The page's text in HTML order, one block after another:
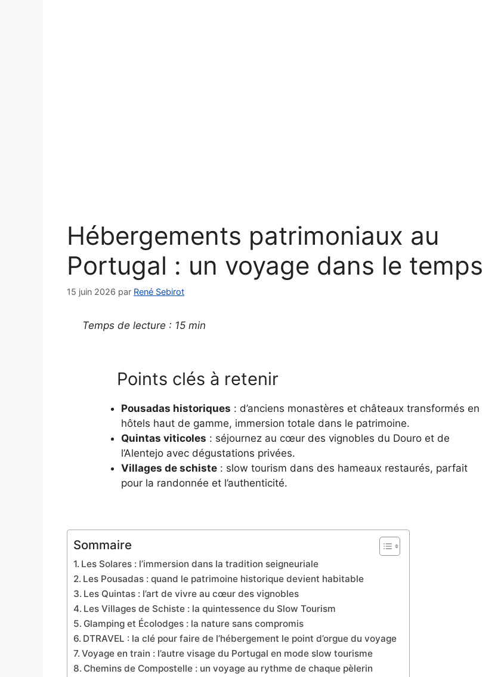
Hébergements patrimoniaux au
Portugal : un voyage dans le temps
15 juin 2026 par René Sebirot
Temps de lecture : 15 min
Points clés à retenir
Pousadas historiques : d’anciens monastères et châteaux transformés en
hôtels haut de gamme, immersion totale dans le patrimoine.
Quintas viticoles : séjournez au cœur des vignobles du Douro et de
l’Alentejo avec dégustations privées.
Villages de schiste : slow tourism dans des hameaux restaurés, parfait
pour la randonnée et l’authenticité.
Sommaire
Les Solares : l’immersion dans la tradition seigneuriale
Les Pousadas : quand le patrimoine historique devient habitable
Les Quintas : l’art de vivre au cœur des vignobles
Les Villages de Schiste : la quintessence du Slow Tourism
Glamping et Écolodges : la nature sans compromis
DTRAVEL : la clé pour faire de l’hébergement le point d’orgue du voyage
Voyage en train : l’autre visage du Portugal en mode slow tourisme
Chemins de Compostelle : un voyage au rythme de chaque pèlerin